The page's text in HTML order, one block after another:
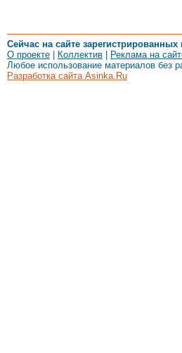
Сейчас на сайте зарегистрированных
О проекте
Коллектив Реклама на
Любое использование материалов без
Разработка сайта Asinka.Ru